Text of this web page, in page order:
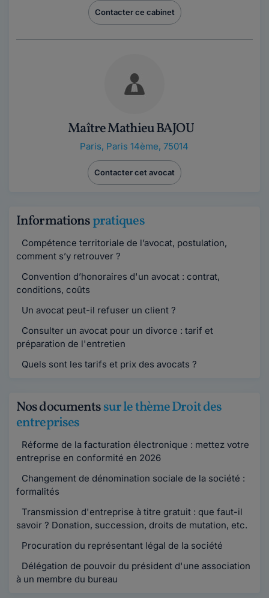
Contacter ce cabinet
Maître Mathieu BAJOU
Paris, Paris 14ème, 75014
Contacter cet avocat
Informationspratiques
Compétence territoriale de l’avocat, postulation,
comment s’y retrouver ?
Convention d’honoraires d'un avocat : contrat,
conditions, coûts
Un avocat peut-il refuser un client ?
Consulter un avocat pour un divorce : tarif et
préparation de l'entretien
Quels sont les tarifs et prix des avocats ?
Nos documentssur le thème Droit des
entreprises
Réforme de la facturation électronique : mettez votre
entreprise en conformité en 2026
Changement de dénomination sociale de la société :
formalités
Transmission d'entreprise à titre gratuit : que faut-il
savoir ? Donation, succession, droits de mutation, etc.
Procuration du représentant légal de la société
Délégation de pouvoir du président d'une association
à un membre du bureau